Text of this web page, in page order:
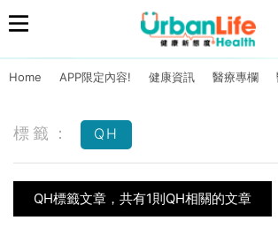
Home APP限定內容! 健康資訊 醫療專欄
標籤： QH
QH標籤文章，共有1則QH相關的文章